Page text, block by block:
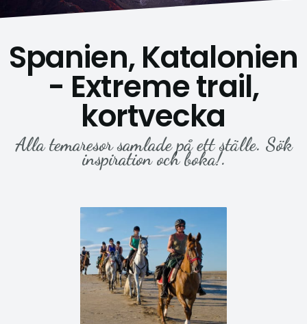
Spanien, Katalonien
- Extreme trail,
kortvecka
Alla temaresor samlade på ett ställe. Sök
inspiration och boka!.